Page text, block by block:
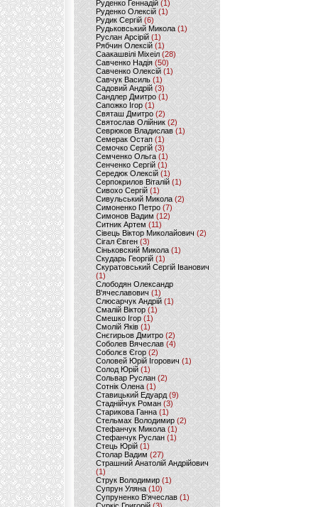
Руденко Геннадій (1)
Руденко Олексій(1)
Рудик Сергій(6)
Рудьковський Микола (1)
Руслан Арсірій(1)
Рябчин Олексій (1)
Саакашвілі Міхеіл(28)
Савченко Надія (50)
Савченко Олексій(1)
Савчук Василь (1)
Садовий Андрій (3)
Сандлер Дмитро(1)
Сапожко Ігор(1)
Святаш Дмитро (2)
Святослав Олійник (2)
Севрюков Владислав (1)
Семерак Остап (1)
Семочко Сергій (3)
Семченко Ольга (1)
Сенченко Сергій(1)
Середюк Олексій(1)
Серпокрилов Віталій(1)
Сивохо Сергій(1)
Сивульський Микола(2)
Симоненко Петро(7)
Симонов Вадим (12)
Ситник Артем(11)
Сівець Віктор Миколайович(2)
Сігал Євген (3)
Сіньковский Микола(1)
Скударь Георгій (1)
Скуратовський Сергій Іванович
(1)
Слободян Олександр
В'ячеславович(1)
Слюсарчук Андрій(1)
Смалій Віктор (1)
Смешко Ігор (1)
Смолій Яків (1)
Снєгирьов Дмитро (2)
Соболев Вячеслав (4)
Соболєв Єгор(2)
Соловей Юрій Ігорович (1)
Солод Юрій (1)
Сольвар Руслан (2)
Сотнік Олена(1)
Ставицький Едуард (9)
Стаднійчук Роман(3)
Старикова Ганна (1)
Стельмах Володимир(2)
Стефанчук Микола (1)
Стефанчук Руслан (1)
Стець Юрій (1)
Столар Вадим(27)
Страшний Анатолій Андрійович
(1)
Струк Володимир (1)
Супрун Уляна (10)
Супруненко В'ячеслав (1)